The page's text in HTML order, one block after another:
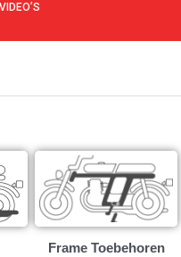
VIDEO’S
Frame Toebehoren